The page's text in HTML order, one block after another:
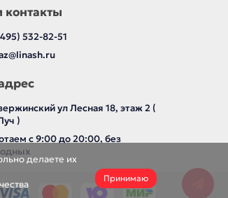
делаете их
Принимаю
532-82-51
ул Лесная 18, этаж 2 (
)
с 9:00 до 20:00, без